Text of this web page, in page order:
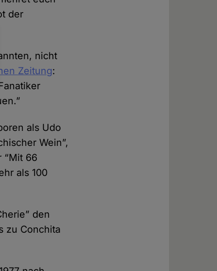
der
nicht
Zeitung:
als Udo
Wein”,
“Mit 66
als 100
den
zu Conchita